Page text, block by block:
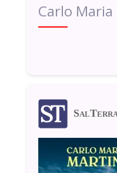
Carlo Maria